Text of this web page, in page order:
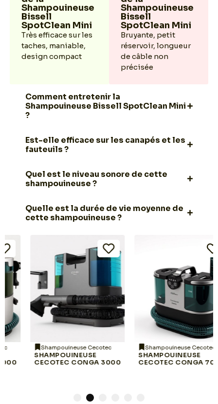
Shampouineuse
Bissell
SpotClean Mini
Très efficace sur les
taches, maniable,
design compact
Shampouineuse
Bissell
SpotClean Mini
Bruyante, petit
réservoir, longueur
de câble non
précisée
Comment entretenir la
Shampouineuse Bissell SpotClean Mini
?
Est-elle efficace sur les canapés et les
fauteuils ?
Quel est le niveau sonore de cette
shampouineuse ?
Quelle est la durée de vie moyenne de
cette shampouineuse ?
Shampouineuse Cecotec
SHAMPOUINEUSE
CECOTEC CONGA 3000
Shampouineuse Cecotec
SHAMPOUINEUSE
CECOTEC CONGA 7000
4